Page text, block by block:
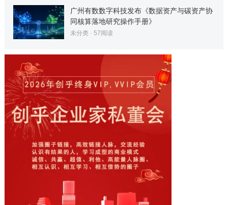
广州有数数字科技发布《数据资产与碳资产协
同核算落地研究操作手册》
未分类· 57阅读